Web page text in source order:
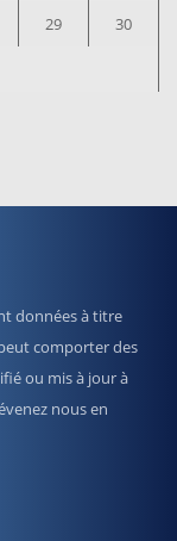
29 30
données à titre
comporter des
ou mis à jour à
nous en